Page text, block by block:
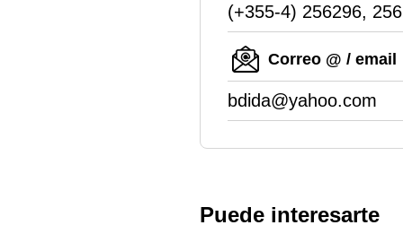
(+355-4) 256296,
Correo @ / email
bdida@yahoo.com
Puede interesarte